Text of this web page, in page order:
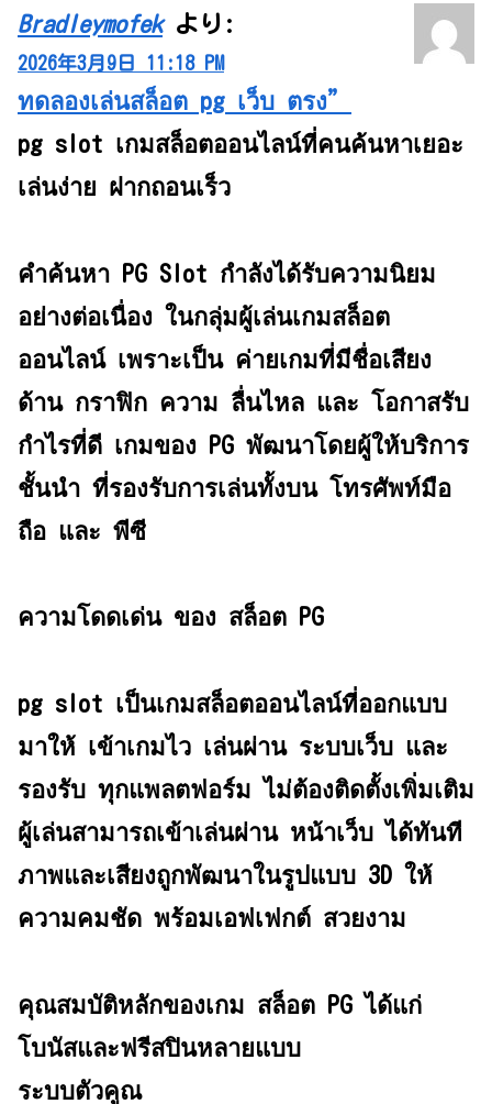
Bradleymofek より:
2026年3月9日 11:18 PM
ทดลองเล่นสล็อต pg เว็บ ตรง”
pg slot เกมสล็อตออนไลน์ที่คนค้นหาเยอะ
เล่นง่าย ฝากถอนเร็ว
คำค้นหา PG Slot กำลังได้รับความนิยม
อย่างต่อเนื่อง ในกลุ่มผู้เล่นเกมสล็อต
ออนไลน์ เพราะเป็น ค่ายเกมที่มีชื่อเสียง
ด้าน กราฟิก ความ ลื่นไหล และ โอกาสรับ
กำไรที่ดี เกมของ PG พัฒนาโดยผู้ให้บริการ
ชั้นนำ ที่รองรับการเล่นทั้งบน โทรศัพท์มือ
ถือ และ พีซี
ความโดดเด่น ของ สล็อต PG
pg slot เป็นเกมสล็อตออนไลน์ที่ออกแบบ
มาให้ เข้าเกมไว เล่นผ่าน ระบบเว็บ และ
รองรับ ทุกแพลตฟอร์ม ไม่ต้องติดตั้งเพิ่มเติม
ผู้เล่นสามารถเข้าเล่นผ่าน หน้าเว็บ ได้ทันที
ภาพและเสียงถูกพัฒนาในรูปแบบ 3D ให้
ความคมชัด พร้อมเอฟเฟกต์ สวยงาม
คุณสมบัติหลักของเกม สล็อต PG ได้แก่
โบนัสและฟรีสปินหลายแบบ
ระบบตัวคูณ